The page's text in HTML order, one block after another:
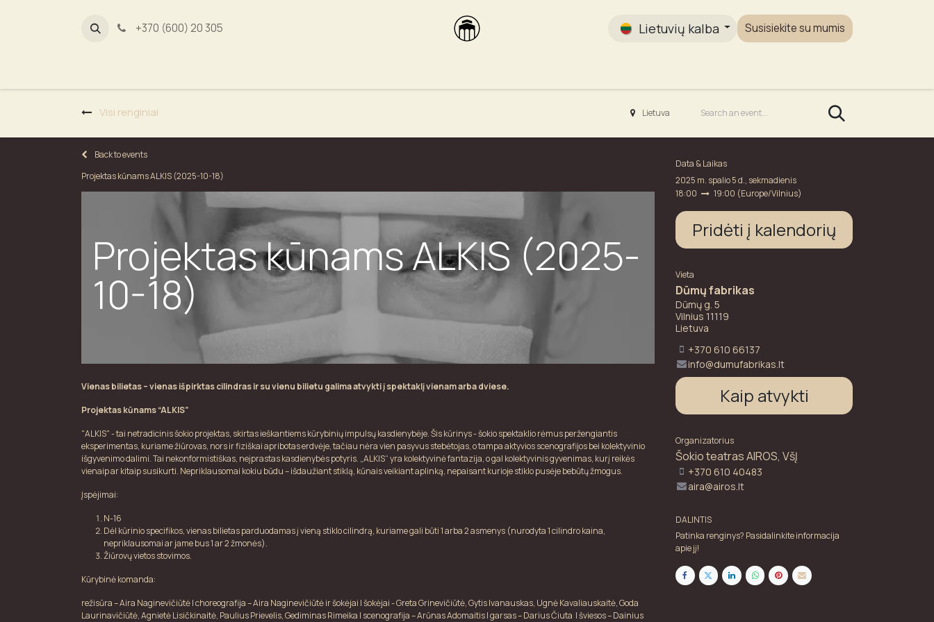
+370 (600) 20 305 Lietuvių kalba Susisiekite su mumis
Visi renginiai Lietuva
Back to events
Projektas kūnams ALKIS (2025-10-18)
Projektas kūnams ALKIS (2025-
10-18)
Vienas bilietas – vienas išpirktas cilindras ir su vienu bilietu galima atvykti į spektaklį vienam arba dviese.
Projektas kūnams “ALKIS”
"ALKIS" - tai netradicinis šokio projektas, skirtas ieškantiems kūrybinių impulsų kasdienybėje. Šis kūrinys - šokio spektaklio rėmus peržengiantis
eksperimentas, kuriame žiūrovas, nors ir fiziškai apribotas erdvėje, tačiau nėra vien pasyvus stebėtojas, o tampa aktyvios scenografijos bei kolektyvinio
išgyvenimo dalimi. Tai nekonformistiškas, neįprastas kasdienybės potyris. „ALKIS“ yra kolektyvinė fantazija, o gal kolektyvinis gyvenimas, kurį reikės
vienaip ar kitaip susikurti. Nepriklausomai kokiu būdu – išdaužiant stiklą, kūnais veikiant aplinką, nepaisant kurioje stiklo pusėje bebūtų žmogus.
Įspėjimai:
N-16
Dėl kūrinio specifikos, vienas bilietas parduodamas į vieną stiklo cilindrą, kuriame gali būti 1 arba 2 asmenys (nurodyta 1 cilindro kaina,
nepriklausomai ar jame bus 1 ar 2 žmonės).
Žiūrovų vietos stovimos.
Kūrybinė komanda:
režisūra – Aira Naginevičiūtė | choreografija – Aira Naginevičiūtė ir šokėjai | šokėjai - Greta Grinevičiūtė, Gytis Ivanauskas, Ugnė Kavaliauskaitė, Goda
Laurinavičiūtė, Agnietė Lisičkinaitė, Paulius Prievelis, Gediminas Rimeika | scenografija – Arūnas Adomaitis | garsas – Darius Čiuta | šviesos – Dainius
Data & Laikas
2025 m. spalio 5 d., sekmadienis
18:00
19:00 (Europe/Vilnius)
Pridėti į kalendorių
Vieta
Dūmų fabrikas
Dūmų g. 5
Vilnius 11119
Lietuva
+370 610 66137
info@dumufabrikas.lt
Kaip atvykti
Organizatorius
Šokio teatras AIROS, VšĮ
+370 610 40483
aira@airos.lt
DALINTIS
Patinka renginys? Pasidalinkite informacija
apie jį!